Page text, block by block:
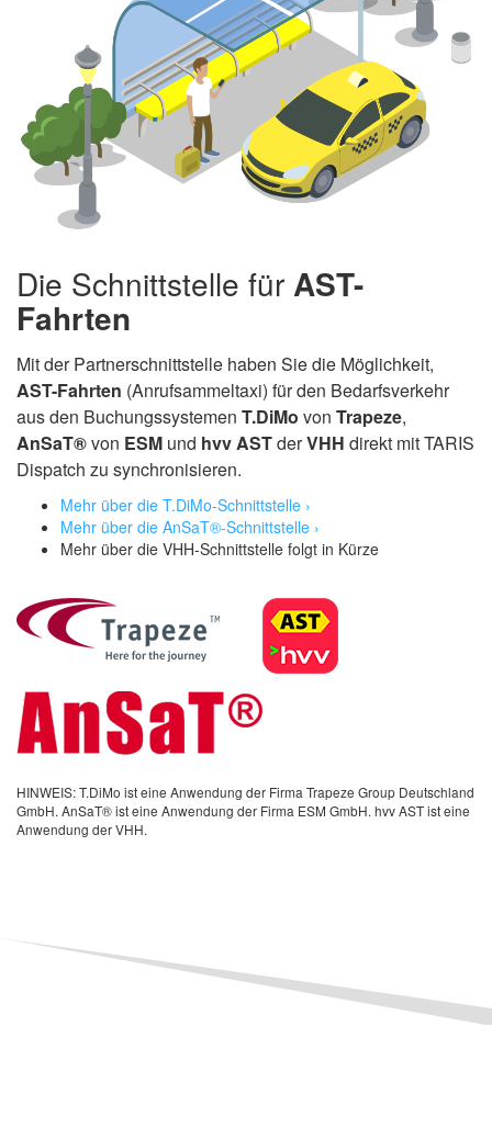
Die Schnittstelle für AST-
Fahrten
Mit der Partnerschnittstelle haben Sie die Möglichkeit,
AST-Fahrten (Anrufsammeltaxi) für den Bedarfsverkehr
aus den Buchungssystemen T.DiMo von Trapeze,
AnSaT®von ESM und hvv ASTderVHH direkt mit TARIS
Dispatch zu synchronisieren.
Mehr über die T.DiMo-Schnittstelle ›
Mehr über die AnSaT®-Schnittstelle ›
Mehr über die VHH-Schnittstelle folgt in Kürze
HINWEIS: T.DiMo ist eine Anwendung der Firma Trapeze Group Deutschland
GmbH. AnSaT® ist eine Anwendung der Firma ESM GmbH. hvv AST ist eine
Anwendung der VHH.